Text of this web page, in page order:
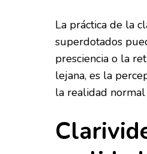
La práctica de la
superdotados
presciencia o la
lejana, es la
la realidad